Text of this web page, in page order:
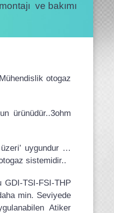
ve bakımı
otogaz
ürünüdür..3ohm
uygundur …
sistemidir..
TSI-FSI-THP
min. Seviyede
Atiker